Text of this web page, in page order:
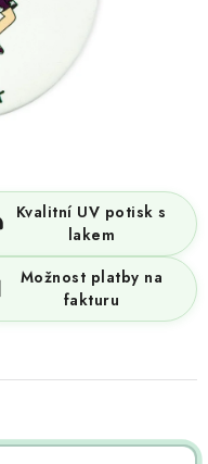
jsme?
získat lepší ceny?
Kvalitní UV potisk s
lakem
Možnost platby na
fakturu